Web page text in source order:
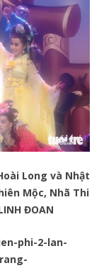
Long và Nhật
Mộc, Nhã Thi
ĐOAN
phi-2-lan-